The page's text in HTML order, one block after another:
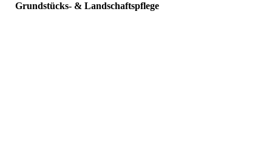
Grundstücks- & Landschaftspflege